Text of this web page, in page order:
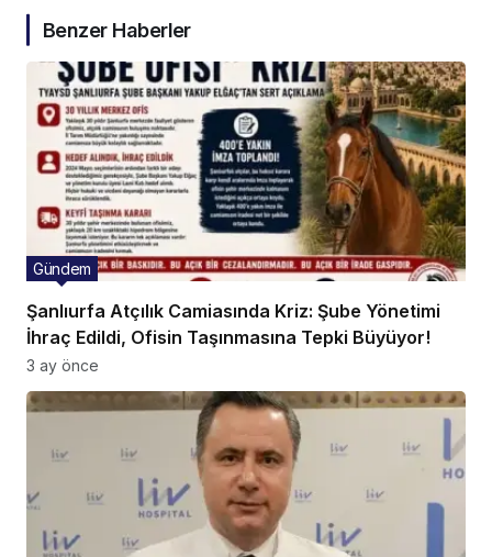
Benzer Haberler
Şanlıurfa Atçılık Camiasında Kriz: Şube Yönetimi
İhraç Edildi, Ofisin Taşınmasına Tepki Büyüyor!
Gündem
3 ay önce